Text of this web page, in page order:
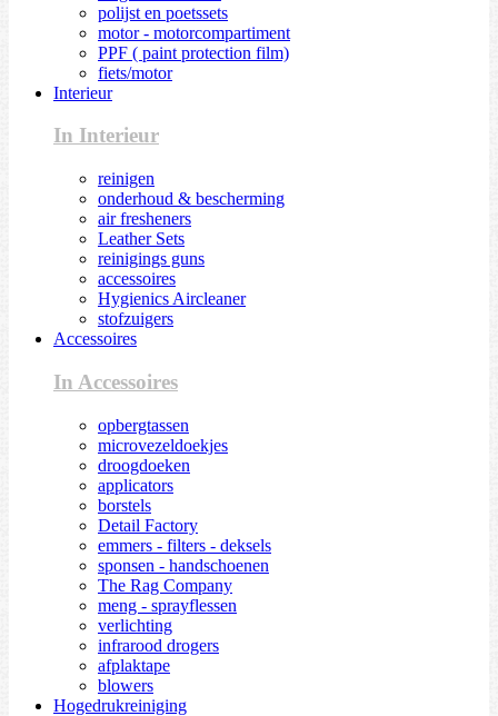
polijst en poetssets
motor - motorcompartiment
PPF ( paint protection film)
fiets/motor
Interieur
In Interieur
reinigen
onderhoud & bescherming
air fresheners
Leather Sets
reinigings guns
accessoires
Hygienics Aircleaner
stofzuigers
Accessoires
In Accessoires
opbergtassen
microvezeldoekjes
droogdoeken
applicators
borstels
Detail Factory
emmers - filters - deksels
sponsen - handschoenen
The Rag Company
meng - sprayflessen
verlichting
infrarood drogers
afplaktape
blowers
Hogedrukreiniging